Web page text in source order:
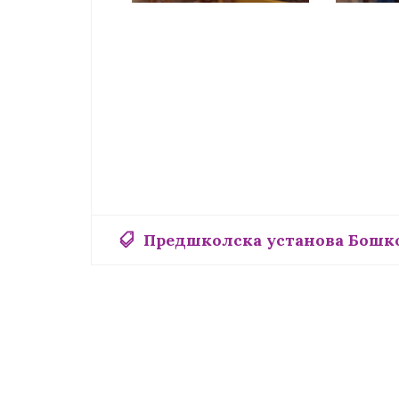
Предшколска установа